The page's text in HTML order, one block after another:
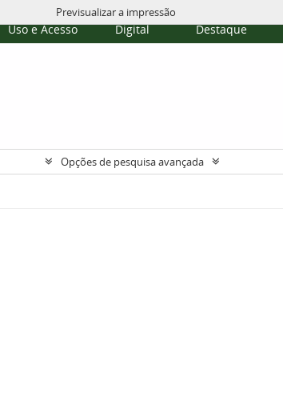
Políticas de
Uso e Acesso
Repositório
Digital
Destaque
Previsualizar a impressão
Opções de pesquisa avançada